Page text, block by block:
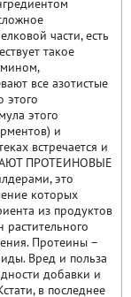
части, есть
такое
все азотистые
этого
этого
и
встречается и
ПРОТЕИНОВЫЕ
это
которых
из продуктов
Протеины –
Вред и польза
добавки и
в последнее